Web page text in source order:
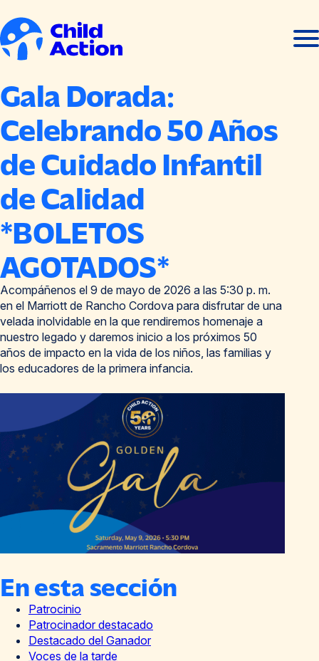
Abrir
Gala Dorada:
Celebrando 50 Años
de Cuidado Infantil
de Calidad
*BOLETOS
AGOTADOS*
Acompáñenos el 9 de mayo de 2026 a las 5:30 p. m.
en el Marriott de Rancho Cordova para disfrutar de una
velada inolvidable en la que rendiremos homenaje a
nuestro legado y daremos inicio a los próximos 50
años de impacto en la vida de los niños, las familias y
los educadores de la primera infancia.
En esta sección
Patrocinio
Patrocinador destacado
Destacado del Ganador
Voces de la tarde